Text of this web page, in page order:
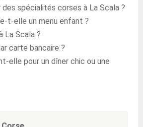
spécialités corses à La Scala ?
t-elle un menu enfant ?
La Scala ?
carte bancaire ?
elle pour un dîner chic ou une